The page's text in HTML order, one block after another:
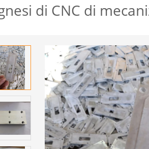
di CNC di